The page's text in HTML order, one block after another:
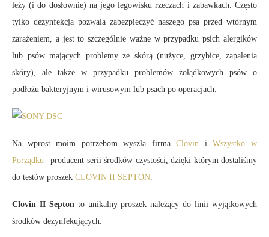
leży (i do dosłownie) na jego legowisku rzeczach i zabawkach. Często
tylko dezynfekcja pozwala zabezpieczyć naszego psa przed wtórnym
zarażeniem, a jest to szczególnie ważne w przypadku psich alergików
lub psów mających problemy ze skórą (nużyce, grzybice, zapalenia
skóry), ale także w przypadku problemów żołądkowych psów o
podłożu bakteryjnym i wirusowym lub psach po operacjach.
Na wprost moim potrzebom wyszła firmaClovin iWszystko w
Porządku– producent serii środków czystości, dzięki którym dostaliśmy
do testów proszek CLOVIN II SEPTON.
Clovin II Septonto unikalny proszek należący do linii wyjątkowych
środków dezynfekujących.